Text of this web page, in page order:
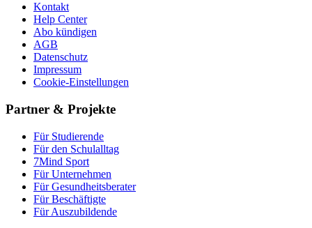
Kontakt
Help Center
Abo kündigen
AGB
Datenschutz
Impressum
Cookie-Einstellungen
Partner & Projekte
Für Stu­die­rende
Für den Schulalltag
7Mind Sport
Für Unter­neh­men
Für Gesund­heits­be­ra­ter
Für Beschäftigte
Für Auszubildende